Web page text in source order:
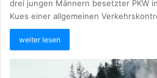
drei jungen Männern besetzter PKW
Kues einer allgemeinen
weiter lesen